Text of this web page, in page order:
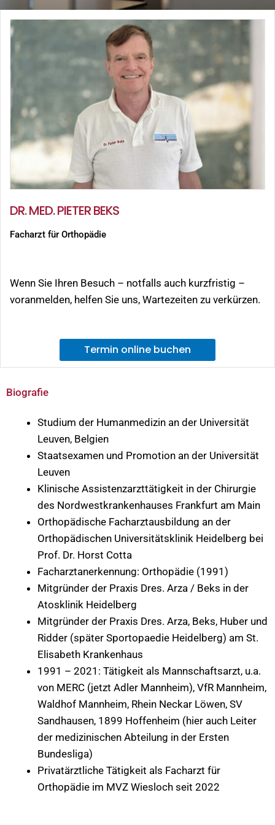
Biografie
Studium der Humanmedizin an der Universität
Leuven, Belgien
Staatsexamen und Promotion an der Universität
Leuven
Klinische Assistenzarzttätigkeit in der Chirurgie
des Nordwestkrankenhauses Frankfurt am Main
Orthopädische Facharztausbildung an der
Orthopädischen Universitätsklinik Heidelberg bei
Prof. Dr. Horst Cotta
Facharztanerkennung: Orthopädie (1991)
Mitgründer der Praxis Dres. Arza / Beks in der
Atosklinik Heidelberg
Mitgründer der Praxis Dres. Arza, Beks, Huber und
Ridder (später Sportopaedie Heidelberg) am St.
Elisabeth Krankenhaus
1991 – 2021: Tätigkeit als Mannschaftsarzt, u.a.
von MERC (jetzt Adler Mannheim), VfR Mannheim,
Waldhof Mannheim, Rhein Neckar Löwen, SV
Sandhausen, 1899 Hoffenheim (hier auch Leiter
der medizinischen Abteilung in der Ersten
Bundesliga)
Privatärztliche Tätigkeit als Facharzt für
Orthopädie im MVZ Wiesloch seit 2022
DR. MED. PIETER BEKS
Facharzt für Orthopädie
Wenn Sie Ihren Besuch – notfalls auch kurzfristig –
voranmelden, helfen Sie uns, Wartezeiten zu verkürzen.
Termin online buchen